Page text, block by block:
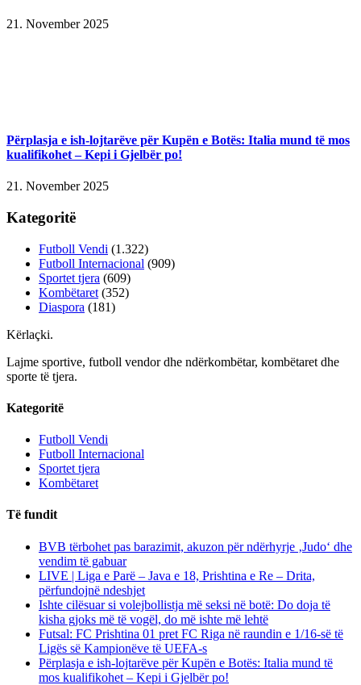
21. November 2025
Përplasja e ish-lojtarëve për Kupën e Botës: Italia mund të mos
kualifikohet – Kepi i Gjelbër po!
21. November 2025
Kategoritë
Futboll Vendi (1.322)
Futboll Internacional (909)
Sportet tjera (609)
Kombëtaret (352)
Diaspora (181)
Kërlaçki.
Lajme sportive, futboll vendor dhe ndërkombëtar, kombëtaret dhe
sporte të tjera.
Kategoritë
Futboll Vendi
Futboll Internacional
Sportet tjera
Kombëtaret
Të fundit
BVB tërbohet pas barazimit, akuzon për ndërhyrje ‚Judo‘ dhe
vendim të gabuar
LIVE | Liga e Parë – Java e 18, Prishtina e Re – Drita,
përfundojnë ndeshjet
Ishte cilësuar si volejbollistja më seksi në botë: Do doja të
kisha gjoks më të vogël, do më ishte më lehtë
Futsal: FC Prishtina 01 pret FC Riga në raundin e 1/16-së të
Ligës së Kampionëve të UEFA-s
Përplasja e ish-lojtarëve për Kupën e Botës: Italia mund të
mos kualifikohet – Kepi i Gjelbër po!